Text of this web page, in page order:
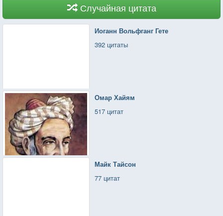
Случайная цитата
Иоганн Вольфганг Гете
392 цитаты
Омар Хайям
517 цитат
Майк Тайсон
77 цитат